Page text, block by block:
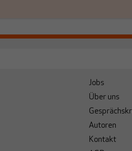
Jobs
Über uns
Autoren
Kontakt